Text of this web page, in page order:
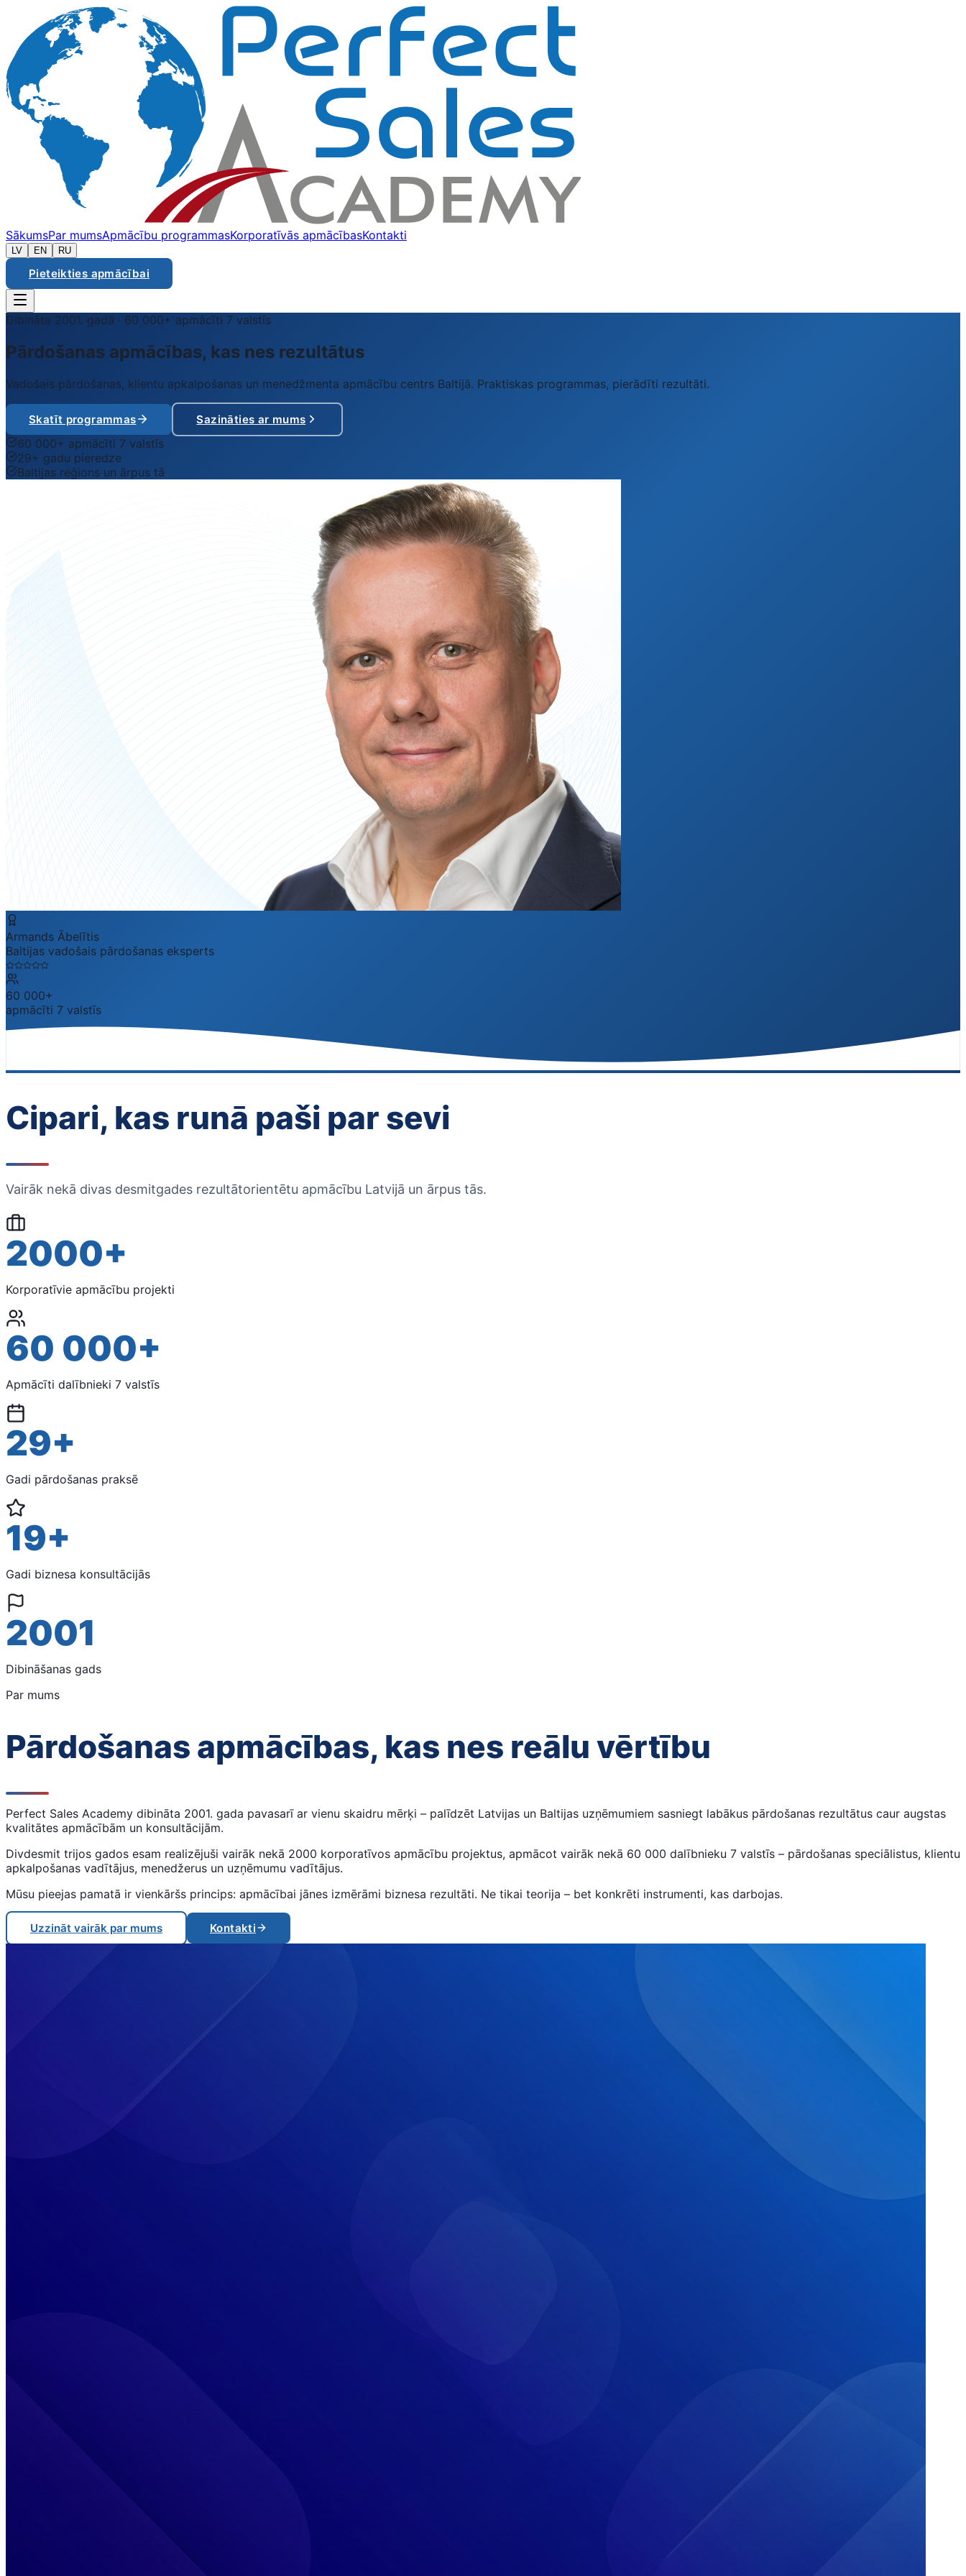
SākumsPar mumsApmācību programmasKorporatīvās apmācībasKontakti
LV EN RU
Pieteikties apmācībai
Dibināta 2001. gadā · 60 000+ apmācīti 7 valstīs
Pārdošanas apmācības, kas nes rezultātus
Vadošais pārdošanas, klientu apkalpošanas un menedžmenta apmācību centrs Baltijā. Praktiskas programmas, pierādīti rezultāti.
Skatīt programmas Sazināties ar mums
60 000+ apmācīti 7 valstīs
29+ gadu pieredze
Baltijas reģions un ārpus tā
Armands Ābelītis
Baltijas vadošais pārdošanas eksperts
60 000+
apmācīti 7 valstīs
Cipari, kas runā paši par sevi
Vairāk nekā divas desmitgades rezultātorientētu apmācību Latvijā un ārpus tās.
2000+
Korporatīvie apmācību projekti
60 000+
Apmācīti dalībnieki 7 valstīs
29+
Gadi pārdošanas praksē
19+
Gadi biznesa konsultācijās
2001
Dibināšanas gads
Par mums
Pārdošanas apmācības, kas nes reālu vērtību
Perfect Sales Academy dibināta 2001. gada pavasarī ar vienu skaidru mērķi – palīdzēt Latvijas un Baltijas uzņēmumiem sasniegt labākus pārdošanas rezultātus caur augstas
kvalitātes apmācībām un konsultācijām.
Divdesmit trijos gados esam realizējuši vairāk nekā 2000 korporatīvos apmācību projektus, apmācot vairāk nekā 60 000 dalībnieku 7 valstīs – pārdošanas speciālistus, klientu
apkalpošanas vadītājus, menedžerus un uzņēmumu vadītājus.
Mūsu pieejas pamatā ir vienkāršs princips: apmācībai jānes izmērāmi biznesa rezultāti. Ne tikai teorija – bet konkrēti instrumenti, kas darbojas.
Uzzināt vairāk par mums Kontakti